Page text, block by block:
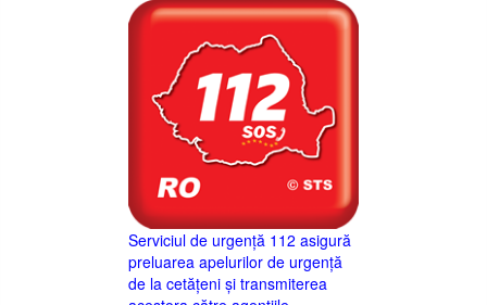
Serviciul de urgență 112 asigură
preluarea apelurilor de urgență
de la cetățeni și transmiterea